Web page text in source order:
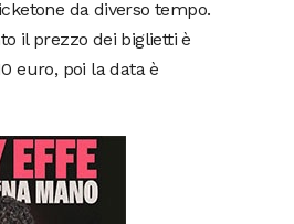
da diverso tempo.
il prezzo dei biglietti è
euro, poi la data è